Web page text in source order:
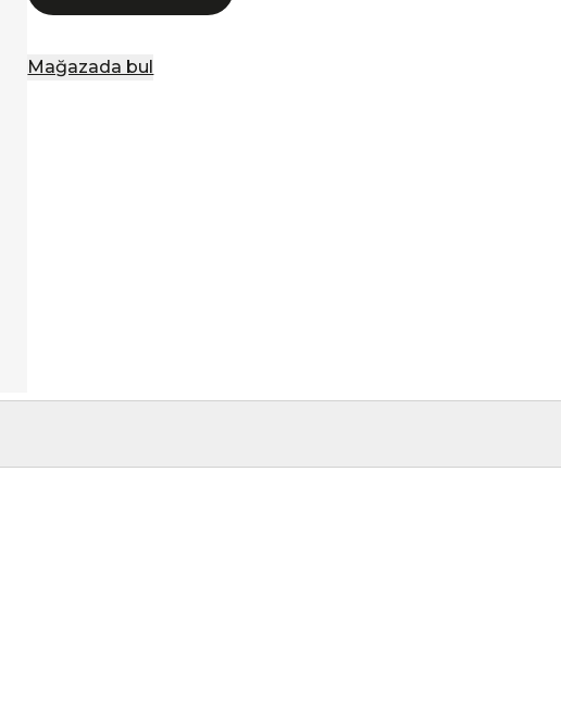
Mağazada bul